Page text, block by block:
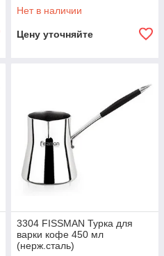
Нет в наличии
Цену уточняйте
3304 FISSMAN Турка для
варки кофе 450 мл
(нерж.сталь)